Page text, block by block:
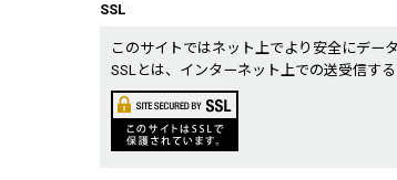
SSL
このサイトではネット上でより安全にデー
SSLとは、インターネット上での送受信す